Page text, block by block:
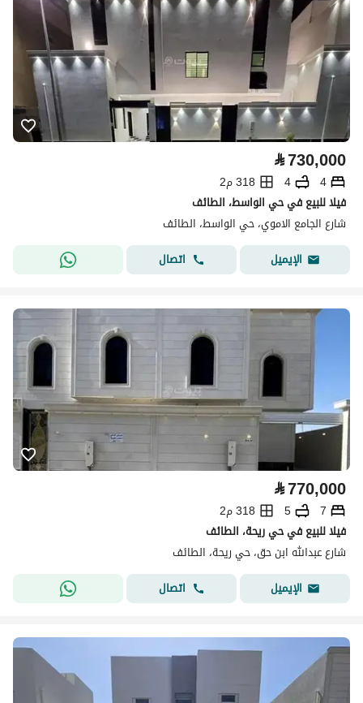
⃁730,000
4
4
318 م2
فيلا للبيع في حي الواسط، الطائف
شارع الجامع الاموي، حي الواسط، الطائف
الإيميل
اتصال
⃁770,000
7
5
318 م2
فيلا للبيع في حي ريحة، الطائف
شارع عبدالله ابن حق، حي ريحة، الطائف
الإيميل
اتصال